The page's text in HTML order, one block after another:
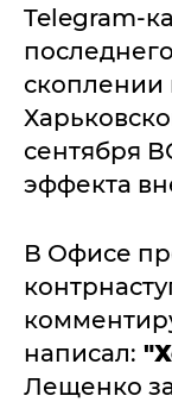
Telegram-
скоплении
сентября
эффекта
В Офисе
написал:
Лещенко